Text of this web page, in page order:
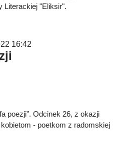
Literackiej "Eliksir".
16:42
poezji”. Odcinek 26, z okazji
- poetkom z radomskiej